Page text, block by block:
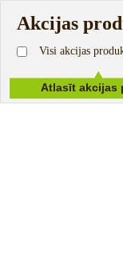
Akcijas
Visi akcijas